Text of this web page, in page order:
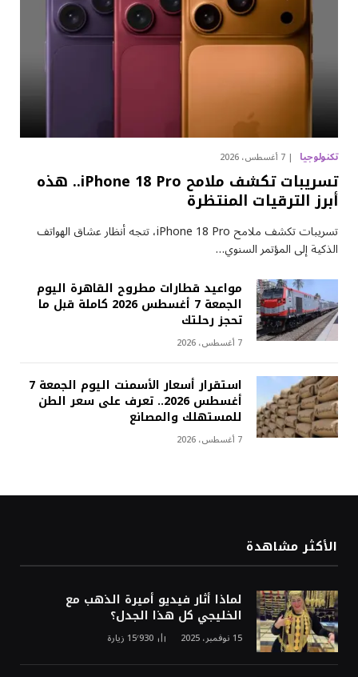
تكنولوجيا 7 أغسطس، 2026
تسريبات تكشف ملامح iPhone 18 Pro.. هذه
أبرز الترقيات المنتظرة
تسريبات تكشف ملامح iPhone 18 Pro، تتجه أنظار عشاق الهواتف
الذكية إلى المؤتمر السنوي…
مواعيد قطارات مطروح القاهرة اليوم
الجمعة 7 أغسطس 2026 كاملة قبل ما
تحجز رحلتك
7 أغسطس، 2026
استقرار أسعار الأسمنت اليوم الجمعة 7
أغسطس 2026.. تعرف على سعر الطن
للمستهلك والمصانع
7 أغسطس، 2026
الأكثر مشاهدة
لماذا أثار فيديو أميرة الذهب مع
الخليجي كل هذا الجدل؟
15 نوفمبر، 2025 15٬930 زيارة